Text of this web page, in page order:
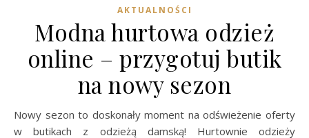
AKTUALNOŚCI
Modna hurtowa odzież
online – przygotuj butik
na nowy sezon
Nowy sezon to doskonały moment na odświeżenie oferty
w butikach z odzieżą damską! Hurtownie odzieży